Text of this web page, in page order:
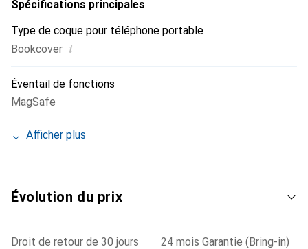
Spécifications principales
Type de coque pour téléphone portable
Bookcover i
Éventail de fonctions
MagSafe
Afficher plus
Évolution du prix
Droit de retour de 30 jours
24 mois Garantie (Bring-in)